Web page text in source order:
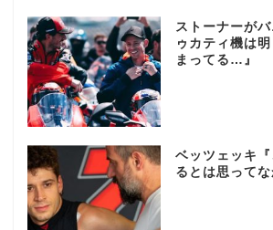
ストーナーが
ゥカティ機は
まってる…』
ベッツェッキ
るとは思って